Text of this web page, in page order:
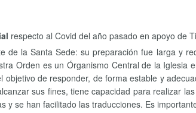
respecto al Covid del año pasado en apoyo de
de la Santa Sede: su preparación fue larga y
Orden es un Órganismo Central de la
de responder, de forma estable y
sus fines, tiene capacidad para realizar
y se han facilitado las traducciones. Es